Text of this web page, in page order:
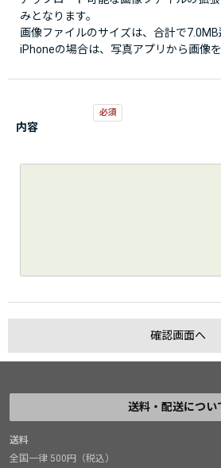
みとなります。
画像ファイルのサイズは、合計で7.0MB
iPhoneの場合は、写真アプリから画像
内容
送料・配送につい
送料
全国一律 500円（税込）